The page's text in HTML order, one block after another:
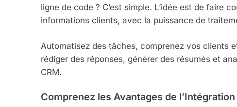
ligne de code ? C’est simple. L’idée est de faire
informations clients, avec la puissance de
Automatisez des tâches, comprenez vos clients
rédiger des réponses, générer des résumés et
CRM.
Comprenez les Avantages de